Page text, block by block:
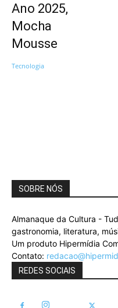
Ano 2025,
Mocha
Mousse
Tecnologia
SOBRE NÓS
Almanaque da Cultura -
gastronomia, literatura,
Um produto Hipermídia
Contato:
REDES SOCIAIS